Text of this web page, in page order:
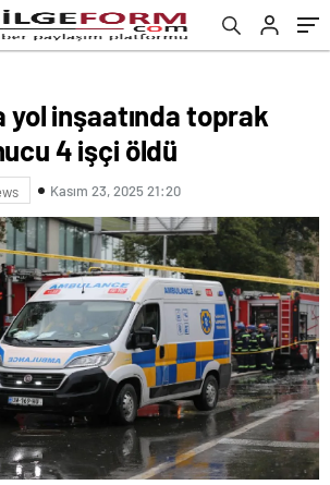
yol inşaatında toprak
4 işçi öldü
Kasım 23, 2025 21:20